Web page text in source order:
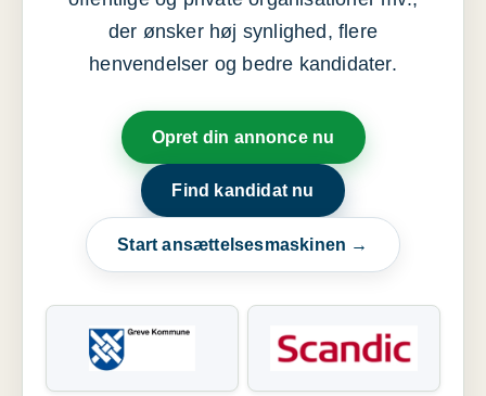
der ønsker høj synlighed, flere
henvendelser og bedre kandidater.
Opret din annonce nu
Find kandidat nu
Start ansættelsesmaskinen →